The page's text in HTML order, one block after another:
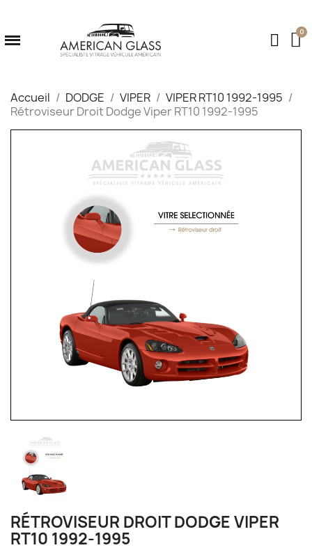
Accueil DODGE VIPER
VIPER RT10 1992-1995
Rétroviseur Droit Dodge Viper RT10 1992-1995
RÉTROVISEUR DROIT DODGE VIPER
RT10 1992-1995